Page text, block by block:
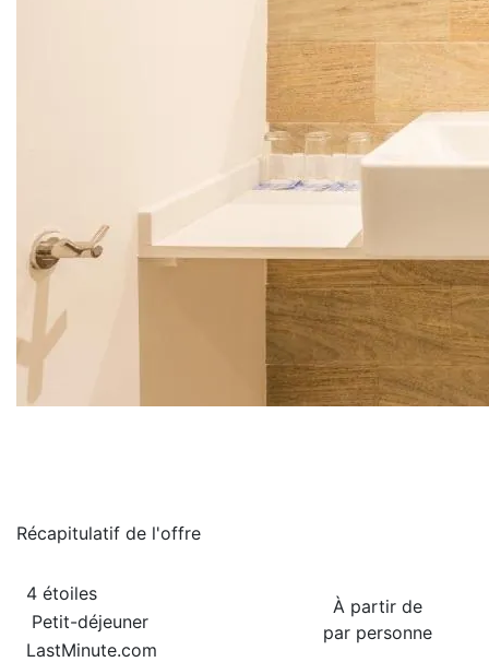
Récapitulatif de l'offre
À partir de
par personne
4 étoiles
Petit-déjeuner
LastMinute.com